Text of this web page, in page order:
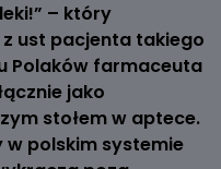
– który
ust pacjenta takiego
Polaków farmaceuta
jako
stołem w aptece.
polskim systemie